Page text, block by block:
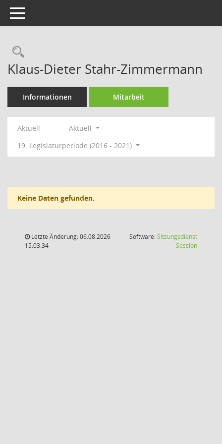
Toggle navigation
Rechercheauswahl
Klaus-Dieter Stahr-Zimmermann
Informationen Mitarbeit
Aktuell
Aktuell
19. Legislaturperiode (2016 - 2021)
Keine Daten gefunden.
Letzte Änderung: 06.08.2026
15:03:34
Software:Sitzungsdienst
Session(Wird in